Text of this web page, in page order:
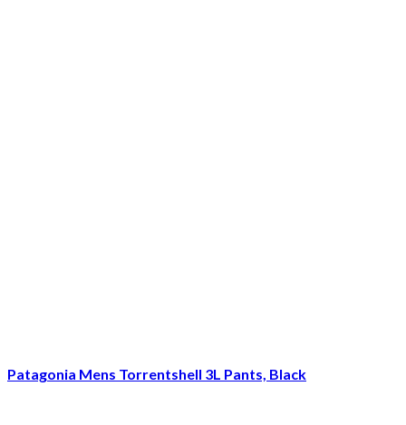
Patagonia Mens Torrentshell 3L Pants, Black